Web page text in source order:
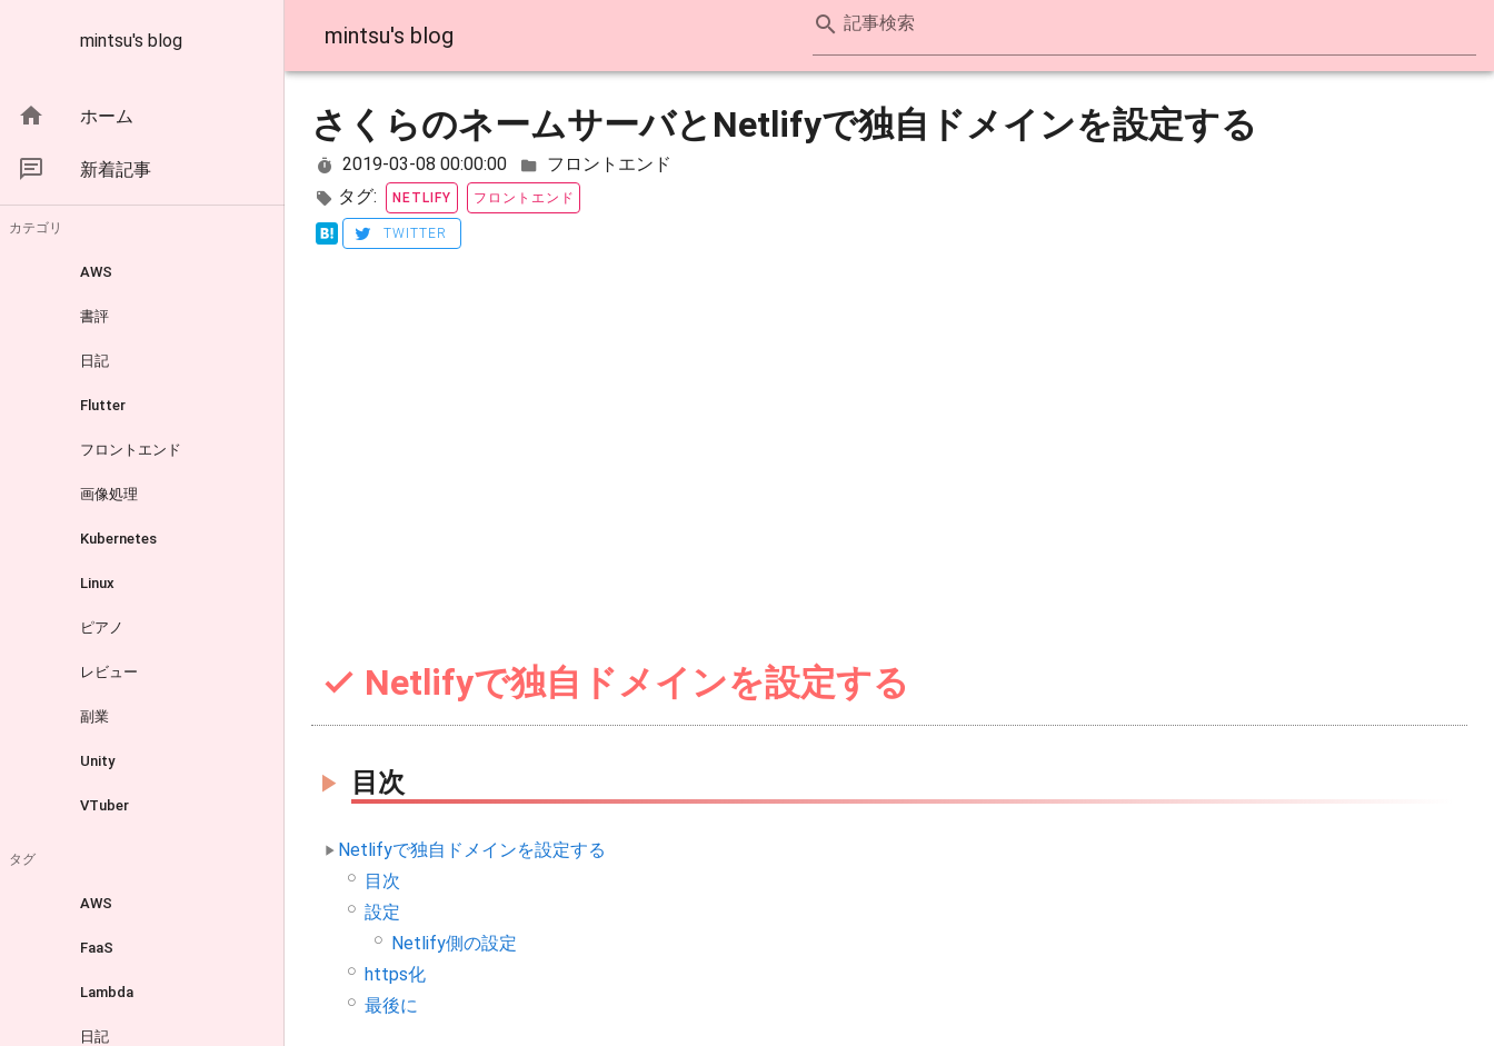
mintsu's blog
ホーム
新着記事
カテゴリ
AWS
書評
日記
Flutter
フロントエンド
画像処理
Kubernetes
Linux
ピアノ
レビュー
副業
Unity
VTuber
タグ
AWS
FaaS
Lambda
日記
mintsu's blog 記事検索
さくらのネームサーバとNetlifyで独自ドメインを設定する
2019-03-08 00:00:00
フロントエンド
タグ:
NETLIFY フロントエンド
TWITTER
Netlifyで独自ドメインを設定する
目次
Netlifyで独自ドメインを設定する
目次
設定
Netlify側の設定
https化
最後に